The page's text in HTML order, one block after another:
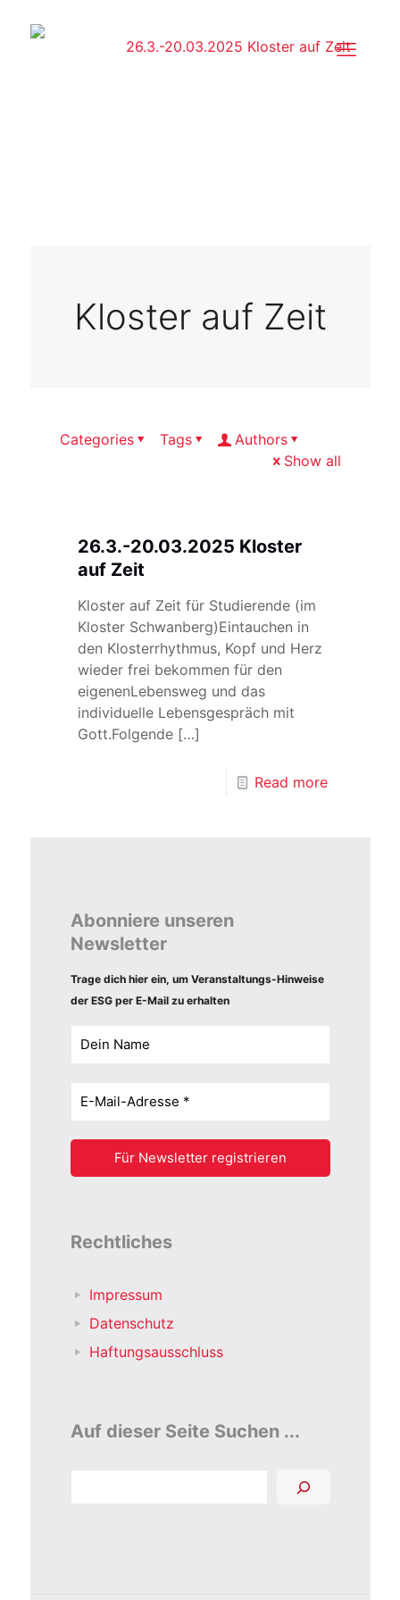
Kloster auf Zeit
Categories Tags
Authors
Show all
26.3.-20.03.2025 Kloster
auf Zeit
Kloster auf Zeit für Studierende (im
Kloster Schwanberg)Eintauchen in
den Klosterrhythmus, Kopf und Herz
wieder frei bekommen für den
eigenenLebensweg und das
individuelle Lebensgespräch mit
Gott.Folgende[…]
Read more
Abonniere unseren
Newsletter
Trage dich hier ein, um Veranstaltungs-Hinweise
der ESG per E-Mail zu erhalten
Rechtliches
Impressum
Datenschutz
Haftungsausschluss
Auf dieser Seite Suchen ...